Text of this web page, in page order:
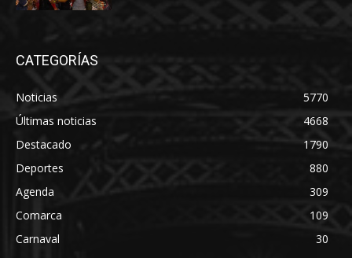
CATEGORÍAS
Noticias
5770
Últimas noticias
4668
Destacado
1790
Deportes
880
Agenda
309
Comarca
109
Carnaval
30